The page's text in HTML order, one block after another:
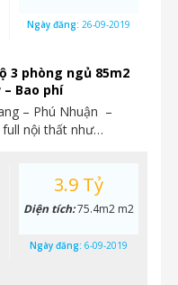
3 phòng ngủ 85m2
Bao phí
– Phú Nhuận –
full nội thất như…
Ngày đăng: 26-09-2019
3.9 Tỷ
Diện tích:75.4m2 m2
Ngày đăng: 6-09-2019